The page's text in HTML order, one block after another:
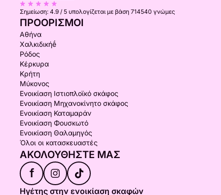
Σημείωση: 4.9 / 5 υπολογίζεται με βάση 714540 γνώμες
ΠΡΟΟΡΙΣΜΟΊ
Αθήνα
Χαλκιδικήḗ
Ρόδος
Κέρκυρα
Κρήτη
Μύκονος
Ενοικίαση Ιστιοπλοϊκό σκάφος
Ενοικίαση Μηχανοκίνητο σκάφος
Ενοικίαση Καταμαράν
Ενοικίαση Φουσκωτό
Ενοικίαση Θαλαμηγός
Όλοι οι κατασκευαστές
ΑΚΟΛΟΥΘΉΣΤΕ ΜΑΣ
f
Ηγέτης στην ενοικίαση σκαφών